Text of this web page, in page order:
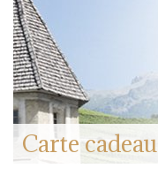
Carte cadeau